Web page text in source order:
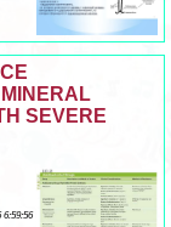
SEVERE
6:59:56